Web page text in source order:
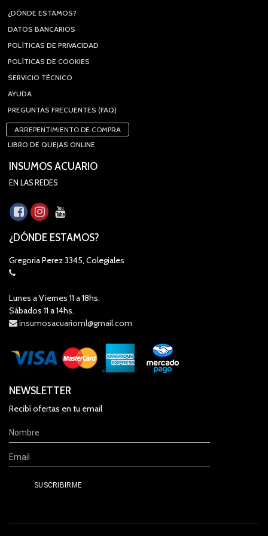
¿DÓNDE ESTAMOS?
DATOS BANCARIOS
POLÍTICAS DE PRIVACIDAD
POLÍTICAS DE COOKIES
SERVICIO TÉCNICO
AYUDA
PREGUNTAS FRECUENTES (FAQ)
ARREPENTIMIENTO DE COMPRA
LIBRO DE QUEJAS ONLINE
INSUMOS ACUARIO
EN LAS REDES
¿DÓNDE ESTAMOS?
Gregoria Perez 3345, Colegiales
Lunes a Viernes 11 a 18hs.
Sábados 11 a 14hs.
insumosacuarioml@gmail.com
NEWSLETTER
Recibí ofertas en tu email